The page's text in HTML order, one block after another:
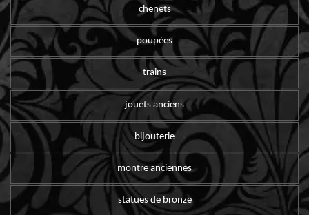
chenets
poupées
trains
jouets anciens
bijouterie
montre anciennes
statues de bronze